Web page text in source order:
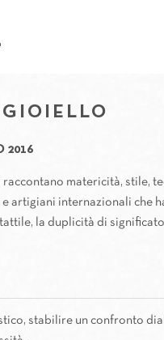
Skin
2016
matericità, stile,
artigiani internazionali che
la duplicità di
stabilire un confronto